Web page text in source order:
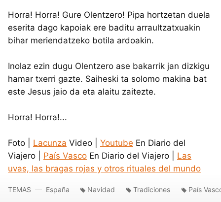
Horra! Horra! Gure Olentzero! Pipa hortzetan duela
eserita dago kapoiak ere baditu arraultzatxuakin
bihar meriendatzeko botila ardoakin.
Inolaz ezin dugu Olentzero ase bakarrik jan dizkigu
hamar txerri gazte. Saiheski ta solomo makina bat
este Jesus jaio da eta alaitu zaitezte.
Horra! Horra!...
Foto | Lacunza Video | Youtube En Diario del
Viajero | País Vasco En Diario del Viajero | Las
uvas, las bragas rojas y otros rituales del mundo
TEMAS España Navidad Tradiciones País